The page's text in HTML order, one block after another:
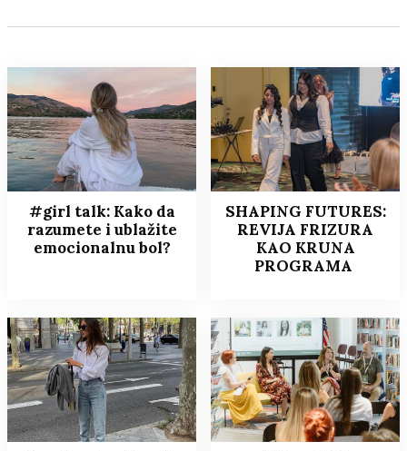
#girl talk: Kako da
razumete i ublažite
emocionalnu bol?
SHAPING FUTURES:
REVIJA FRIZURA
KAO KRUNA
PROGRAMA